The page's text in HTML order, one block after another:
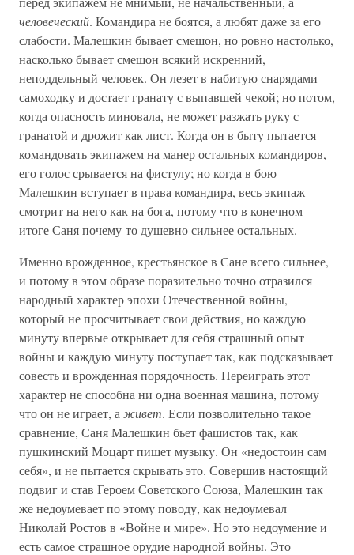
человеческий. Командира не боятся, а любят даже за его
слабости. Малешкин бывает смешон, но ровно настолько,
насколько бывает смешон всякий искренний,
неподдельный человек. Он лезет в набитую снарядами
самоходку и достает гранату с выпавшей чекой; но потом,
когда опасность миновала, не может разжать руку с
гранатой и дрожит как лист. Когда он в быту пытается
командовать экипажем на манер остальных командиров,
его голос срывается на фистулу; но когда в бою
Малешкин вступает в права командира, весь экипаж
смотрит на него как на бога, потому что в конечном
итоге Саня почему-то душевно сильнее остальных.
Именно врожденное, крестьянское в Сане всего сильнее,
и потому в этом образе поразительно точно отразился
народный характер эпохи Отечественной войны,
который не просчитывает свои действия, но каждую
минуту впервые открывает для себя страшный опыт
войны и каждую минуту поступает так, как подсказывает
совесть и врожденная порядочность. Переиграть этот
характер не способна ни одна военная машина, потому
что он не играет, а живет. Если позволительно такое
сравнение, Саня Малешкин бьет фашистов так, как
пушкинский Моцарт пишет музыку. Он «недостоин сам
себя», и не пытается скрывать это. Совершив настоящий
подвиг и став Героем Советского Союза, Малешкин так
же недоумевает по этому поводу, как недоумевал
Николай Ростов в «Войне и мире». Но это недоумение и
есть самое страшное орудие народной войны. Это